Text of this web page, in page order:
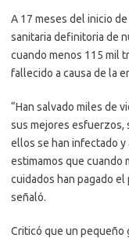
A 17 meses del inicio
sanitaria definitoria de
cuando menos 115 mil
fallecido a causa de la
“Han salvado miles de
sus mejores esfuerzos,
ellos se han infectado y
estimamos que cuando
cuidados han pagado
señaló.
Criticó que un pequeño